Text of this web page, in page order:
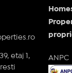
etaj 1,
ANPC